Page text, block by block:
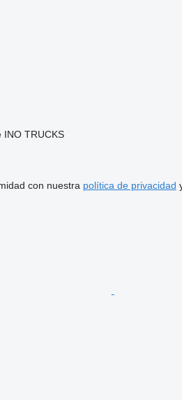
TRUCKS
con nuestra política de privacidad